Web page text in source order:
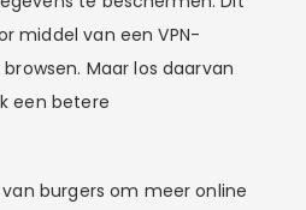
middel van een VPN-
Maar los daarvan
een betere
burgers om meer online